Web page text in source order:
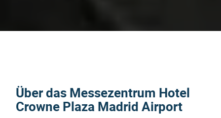
Über das Messezentrum Hotel
Crowne Plaza Madrid Airport